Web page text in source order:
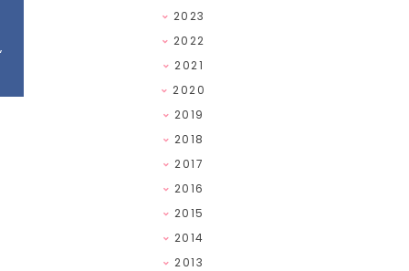
2023
2022
2021
2020
2019
2018
2017
2016
2015
2014
2013